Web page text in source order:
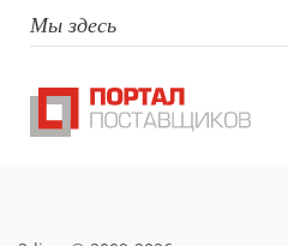
Мы здесь